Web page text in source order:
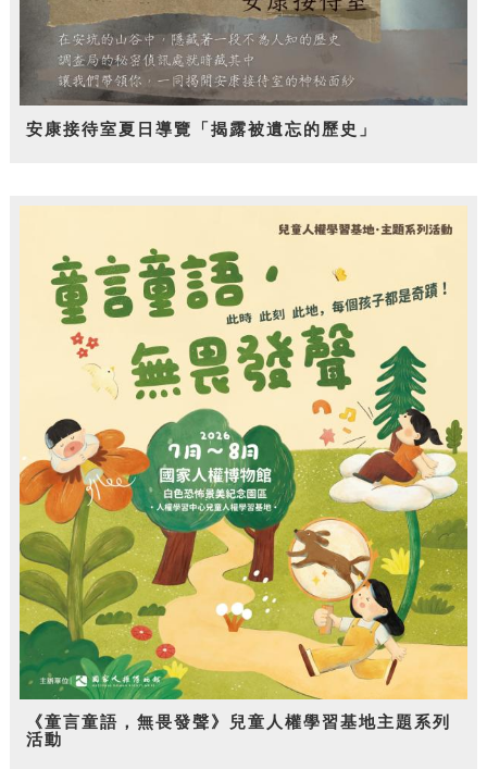
安康接待室夏日導覽「揭露被遺忘的歷史」
《童言童語，無畏發聲》兒童人權學習基地主題系列
活動